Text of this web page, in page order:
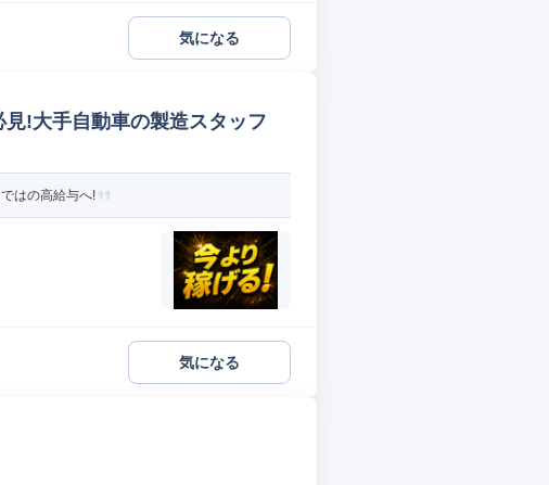
気になる
!大手自動車の製造スタッフ
はの高給与へ!
気になる